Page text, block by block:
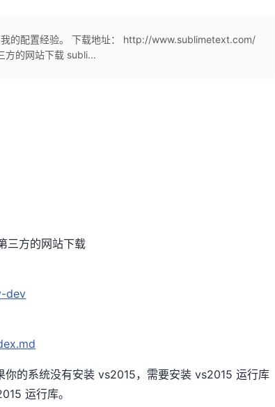
我的配置经验。 下载地址： http://www.sublimetext.com/
方的网站下载 subli...
三方的网站下载
dev
的系统没有安装 vs2015，需要安装 vs2015 运行库
运行库。